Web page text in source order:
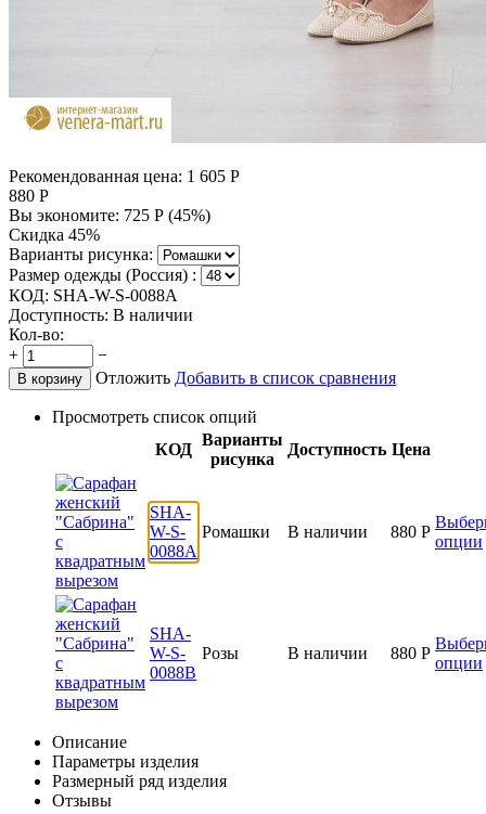
Рекомендованная цена: 1 605 Р
880 Р
Вы экономите: 725 Р (45%)
Скидка 45%
Варианты рисунка:
Размер одежды (Россия) :
КОД: SHA-W-S-0088A
Доступность: В наличии
Кол-во:
+
−
В корзину Отложить Добавить в список сравнения
Просмотреть список опций
КОД
Варианты
рисунка
Доступность Цена
SHA-
W-S-
0088A
Ромашки В наличии 880 Р
опции
SHA-
W-S-
0088B
Розы В наличии 880 Р
опции
Описание
Параметры изделия
Размерный ряд изделия
Отзывы